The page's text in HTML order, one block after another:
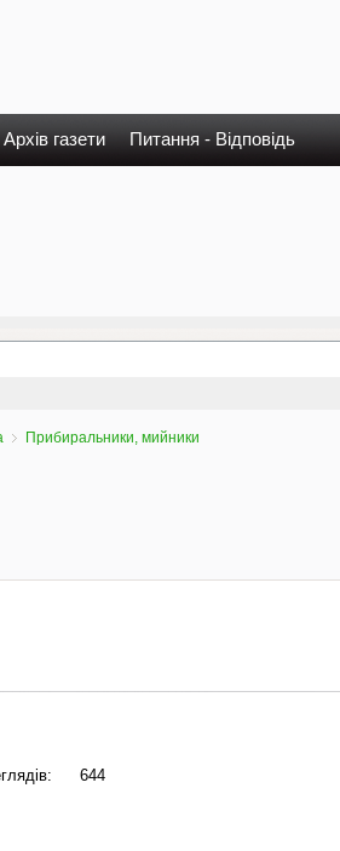
Архів газети Питання - Відповідь
Прибиральники, мийники
644